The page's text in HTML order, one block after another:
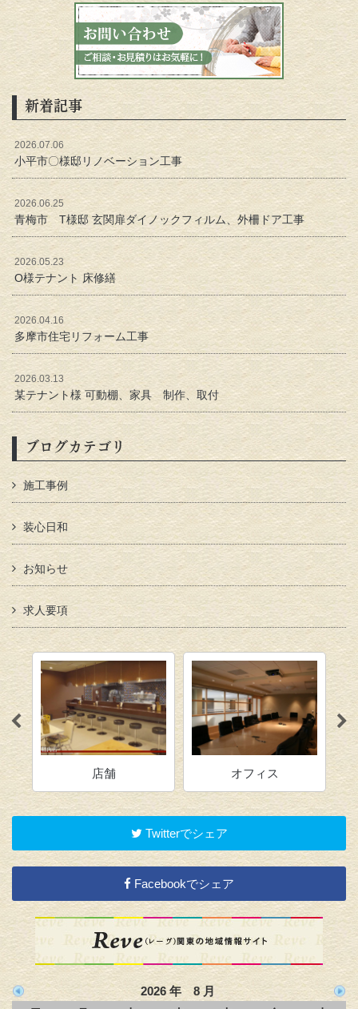
新着記事
2026.07.06
小平市〇様邸リノベーション工事
2026.06.25
青梅市 T様邸 玄関扉ダイノックフィルム、外柵ドア工事
2026.05.23
O様テナント 床修繕
2026.04.16
多摩市住宅リフォーム工事
2026.03.13
某テナント様 可動棚、家具 制作、取付
ブログカテゴリ
施工事例
装心日和
お知らせ
求人要項
店舗 オフィス
Twitterでシェア
Facebookでシェア
2026 年 8 月